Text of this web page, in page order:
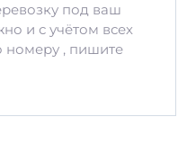
под ваш
и с учётом всех
номеру , пишите